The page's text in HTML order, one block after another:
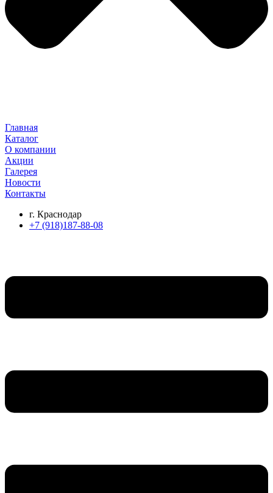
Главная
Каталог
О компании
Акции
Галерея
Новости
Контакты
г. Краснодар
+7 (918)187-88-08